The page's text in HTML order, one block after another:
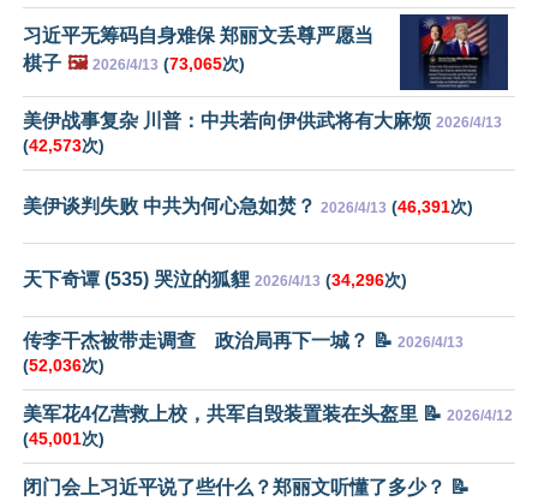
习近平无筹码自身难保 郑丽文丢尊严愿当
棋子 🖼️ 2026/4/13 (73,065次)
美伊战事复杂 川普：中共若向伊供武将有大麻烦 2026/4/13
(42,573次)
美伊谈判失败 中共为何心急如焚？ 2026/4/13 (46,391次)
天下奇谭 (535) 哭泣的狐貍 2026/4/13 (34,296次)
传李干杰被带走调查 政治局再下一城？ 📝 2026/4/13
(52,036次)
美军花4亿营救上校，共军自毁装置装在头盔里 📝 2026/4/12
(45,001次)
闭门会上习近平说了些什么？郑丽文听懂了多少？ 📝